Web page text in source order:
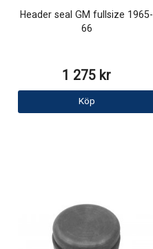
Header seal GM fullsize 1965-
66
1 275 kr
Köp